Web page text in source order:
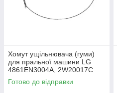
Хомут ущільнювача (гуми)
для пральної машини LG
4861EN3004A, 2W20017C
(зовнішній)
Готово до відправки